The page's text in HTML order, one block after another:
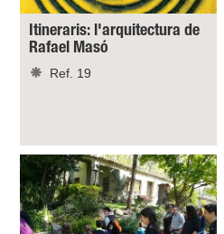
Itineraris: l'arquitectura de
Rafael Masó
Ref. 19